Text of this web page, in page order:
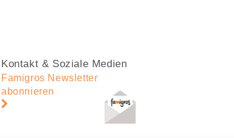
Kontakt & Soziale Medien
Famigros Newsletter
abonnieren